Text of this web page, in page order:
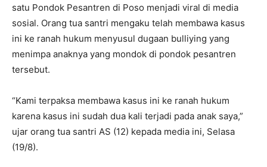
satu Pondok Pesantren di Poso menjadi viral di media
sosial. Orang tua santri mengaku telah membawa kasus
ini ke ranah hukum menyusul dugaan bulliying yang
menimpa anaknya yang mondok di pondok pesantren
tersebut.
“Kami terpaksa membawa kasus ini ke ranah hukum
karena kasus ini sudah dua kali terjadi pada anak saya,”
ujar orang tua santri AS (12) kepada media ini, Selasa
(19/8).